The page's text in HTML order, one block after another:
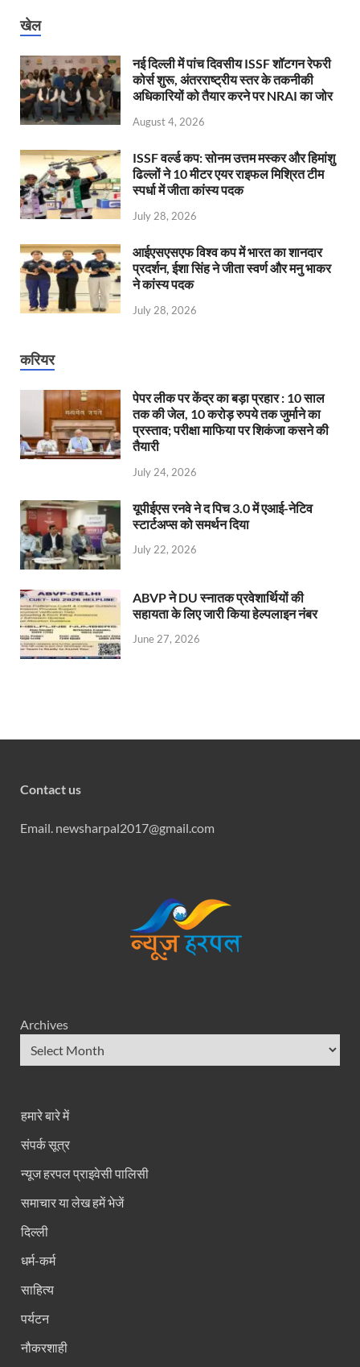
खेल
नई दिल्ली में पांच दिवसीय ISSF शॉटगन रेफरी
कोर्स शुरू, अंतरराष्ट्रीय स्तर के तकनीकी
अधिकारियों को तैयार करने पर NRAI का जोर
August 4, 2026
ISSF वर्ल्ड कप: सोनम उत्तम मस्कर और हिमांशु
ढिल्लों ने 10 मीटर एयर राइफल मिश्रित टीम
स्पर्धा में जीता कांस्य पदक
July 28, 2026
आईएसएसएफ विश्व कप में भारत का शानदार
प्रदर्शन, ईशा सिंह ने जीता स्वर्ण और मनु भाकर
ने कांस्य पदक
July 28, 2026
करियर
पेपर लीक पर केंद्र का बड़ा प्रहार : 10 साल
तक की जेल, 10 करोड़ रुपये तक जुर्माने का
प्रस्ताव; परीक्षा माफिया पर शिकंजा कसने की
तैयारी
July 24, 2026
यूपीईएस रनवे ने द पिच 3.0 में एआई-नेटिव
स्टार्टअप्स को समर्थन दिया
July 22, 2026
ABVP ने DU स्नातक प्रवेशार्थियों की
सहायता के लिए जारी किया हेल्पलाइन नंबर
June 27, 2026
Contact us
Email. newsharpal2017@gmail.com
Archives
हमारे बारे में
संपर्क सूत्र
न्यूज हरपल प्राइवेसी पालिसी
समाचार या लेख हमें भेजें
दिल्ली
धर्म-कर्म
साहित्य
पर्यटन
नौकरशाही